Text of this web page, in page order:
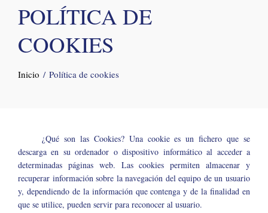
POLÍTICA DE
COOKIES
Inicio Política de cookies
¿Qué son las Cookies? Una cookie es un fichero que se
descarga en su ordenador o dispositivo informático al acceder a
determinadas páginas web. Las cookies permiten almacenar y
recuperar información sobre la navegación del equipo de un usuario
y, dependiendo de la información que contenga y de la finalidad en
que se utilice, pueden servir para reconocer al usuario.